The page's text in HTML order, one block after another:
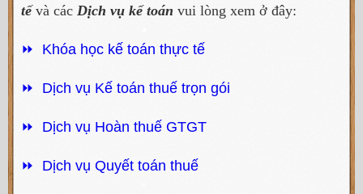
tếvà các Dịch vụ kế toán vui lòng xem ở đây:
⏩ Khóa học kế toán thực tế
⏩ Dịch vụ Kế toán thuế trọn gói
⏩ Dịch vụ Hoàn thuế GTGT
⏩ Dịch vụ Quyết toán thuế